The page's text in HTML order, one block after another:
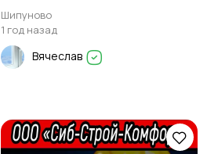
Шипуново
1 год назад
Вячеслав